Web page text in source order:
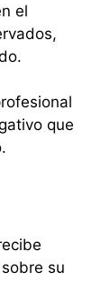
el
que
su